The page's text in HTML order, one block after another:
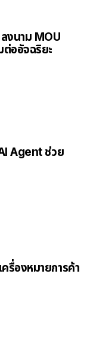
งนาม MOU
ต่ออัจฉริยะ
Agent ช่วย
รื่องหมายการค้า